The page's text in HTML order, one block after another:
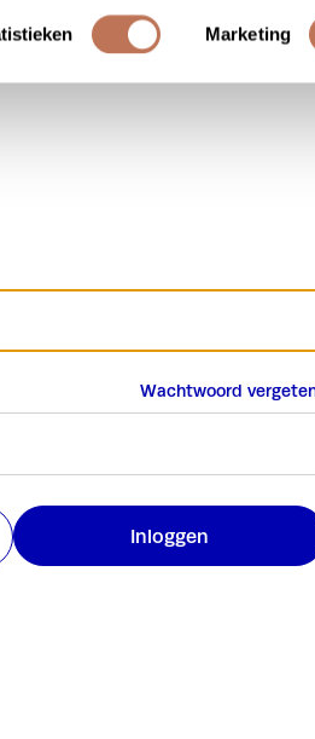
of intrekken in de
Marketing
Wachtwoord
Inloggen